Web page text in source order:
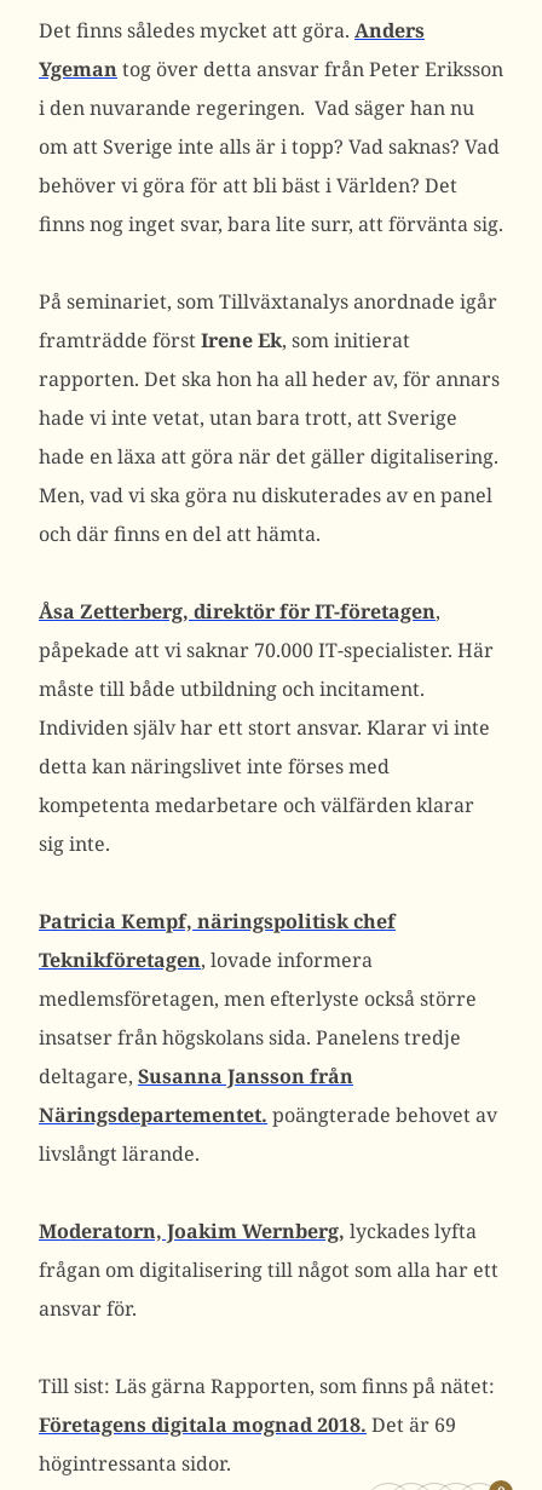
Det finns således mycket att göra. Anders
Ygemantog över detta ansvar från Peter Eriksson
i den nuvarande regeringen. Vad säger han nu
om att Sverige inte alls är i topp? Vad saknas? Vad
behöver vi göra för att bli bäst i Världen? Det
finns nog inget svar, bara lite surr, att förvänta sig.
På seminariet, som Tillväxtanalys anordnade igår
framträdde förstIrene Ek, som initierat
rapporten. Det ska hon ha all heder av, för annars
hade vi inte vetat, utan bara trott, att Sverige
hade en läxa att göra när det gäller digitalisering.
Men, vad vi ska göra nu diskuterades av en panel
och där finns en del att hämta.
Åsa Zetterberg, direktör för IT-företagen,
påpekade att vi saknar 70.000 IT-specialister. Här
måste till både utbildning och incitament.
Individen själv har ett stort ansvar. Klarar vi inte
detta kan näringslivet inte förses med
kompetenta medarbetare och välfärden klarar
sig inte.
Patricia Kempf, näringspolitisk chef
Teknikföretagen, lovade informera
medlemsföretagen, men efterlyste också större
insatser från högskolans sida. Panelens tredje
deltagare, Susanna Jansson från
Näringsdepartementet. poängterade behovet av
livslångt lärande.
Moderatorn, Joakim Wernberg, lyckades lyfta
frågan om digitalisering till något som alla har ett
ansvar för.
Till sist: Läs gärna Rapporten, som finns på nätet:
Företagens digitala mognad 2018. Det är 69
högintressanta sidor.